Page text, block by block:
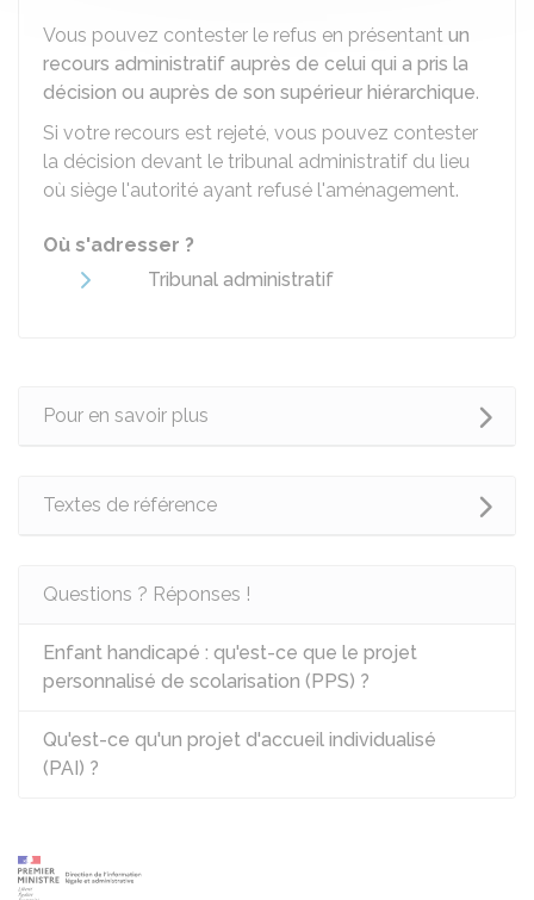
Vous pouvez contester le refus en présentant un
recours administratif auprès de celui qui a pris la
décision ou auprès de son supérieur hiérarchique.
Si votre recours est rejeté, vous pouvez contester
la décision devant le tribunal administratif du lieu
où siège l'autorité ayant refusé l'aménagement.
Où s'adresser ?
Tribunal administratif
Pour en savoir plus
Textes de référence
Questions ? Réponses !
Enfant handicapé : qu'est-ce que le projet
personnalisé de scolarisation (PPS) ?
Qu'est-ce qu'un projet d'accueil individualisé
(PAI) ?